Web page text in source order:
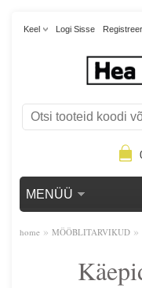
Keel Logi Sisse
MENÜÜ
home » MÖÖBLITARVIKUD »